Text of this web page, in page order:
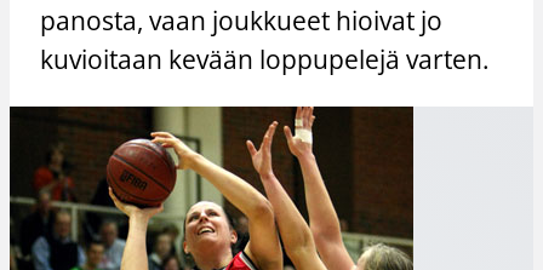
panosta, vaan joukkueet hioivat jo
kuvioitaan kevään loppupelejä varten.